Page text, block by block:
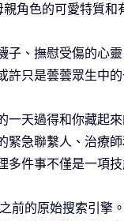
角色的可愛特質和
子、撫慰受傷的心
許只是蕓蕓眾生中
一天過得和你藏起
緊急聯繫人、治療
多件事不僅是一項
前的原始搜索引擎。